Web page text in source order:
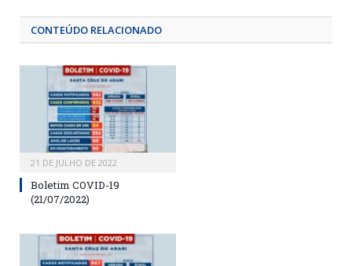
CONTEÚDO RELACIONADO
21 DE JULHO DE 2022
Boletim COVID-19
(21/07/2022)